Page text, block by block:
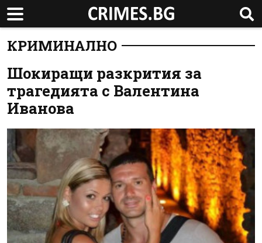
КРИМИНАЛНО
Шокиращи разкрития за
трагедията с Валентина
Иванова